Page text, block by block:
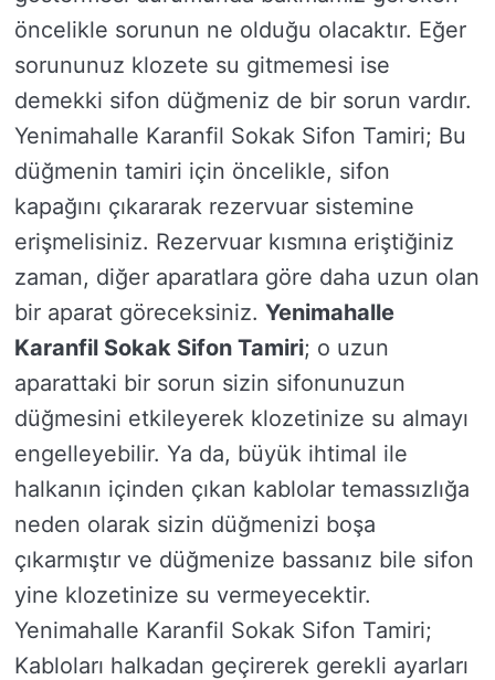
öncelikle sorunun ne olduğu olacaktır. Eğer
sorununuz klozete su gitmemesi ise
demekki sifon düğmeniz de bir sorun vardır.
Yenimahalle Karanfil Sokak Sifon Tamiri; Bu
düğmenin tamiri için öncelikle, sifon
kapağını çıkararak rezervuar sistemine
erişmelisiniz. Rezervuar kısmına eriştiğiniz
zaman, diğer aparatlara göre daha uzun olan
bir aparat göreceksiniz. Yenimahalle
Karanfil Sokak Sifon Tamiri; o uzun
aparattaki bir sorun sizin sifonunuzun
düğmesini etkileyerek klozetinize su almayı
engelleyebilir. Ya da, büyük ihtimal ile
halkanın içinden çıkan kablolar temassızlığa
neden olarak sizin düğmenizi boşa
çıkarmıştır ve düğmenize bassanız bile sifon
yine klozetinize su vermeyecektir.
Yenimahalle Karanfil Sokak Sifon Tamiri;
Kabloları halkadan geçirerek gerekli ayarları